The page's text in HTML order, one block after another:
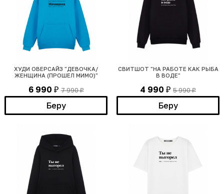
ХУДИ ОВЕРСАЙЗ "ДЕВОЧКА/
ЖЕНЩИНА (ПРОШЕЛ МИМО)"
6 990 ₽ 7 990₽
Беру
СВИТШОТ "НА РАБОТЕ КАК РЫБА
В ВОДЕ"
4 990 ₽ 5 990₽
Беру